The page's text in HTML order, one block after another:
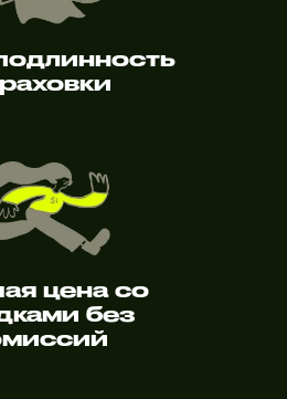
цена со
без